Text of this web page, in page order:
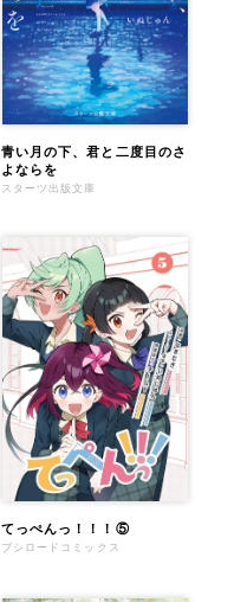
青い月の下、君と二度目のさ
よならを
スターツ出版文庫
てっぺんっ！！！⑤
ブシロードコミックス